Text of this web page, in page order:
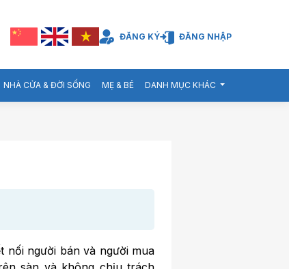
ĐĂNG KÝ ĐĂNG NHẬP
NHÀ CỬA & ĐỜI SỐNG MẸ & BÉ DANH MỤC KHÁC
nối người bán và người mua